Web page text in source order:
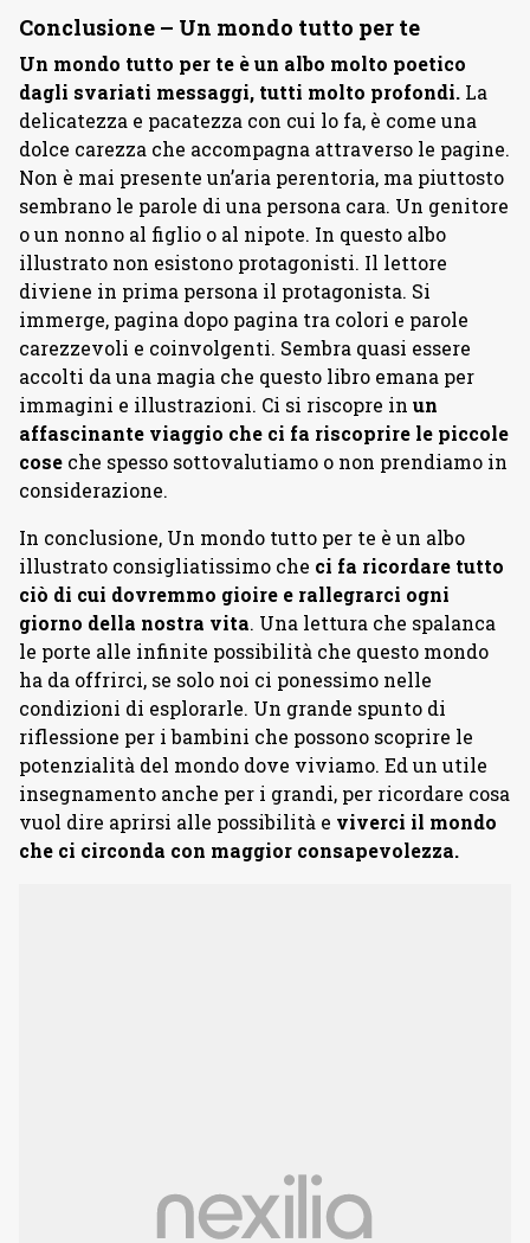
Conclusione – Un mondo tutto per te
Un mondo tutto per te è un albo molto poetico
dagli svariati messaggi, tutti molto profondi. La
delicatezza e pacatezza con cui lo fa, è come una
dolce carezza che accompagna attraverso le pagine.
Non è mai presente un’aria perentoria, ma piuttosto
sembrano le parole di una persona cara. Un genitore
o un nonno al figlio o al nipote. In questo albo
illustrato non esistono protagonisti. Il lettore
diviene in prima persona il protagonista. Si
immerge, pagina dopo pagina tra colori e parole
carezzevoli e coinvolgenti. Sembra quasi essere
accolti da una magia che questo libro emana per
immagini e illustrazioni. Ci si riscopre in un
affascinante viaggio che ci fa riscoprire le piccole
cose che spesso sottovalutiamo o non prendiamo in
considerazione.
In conclusione, Un mondo tutto per te è un albo
illustrato consigliatissimo che ci fa ricordare tutto
ciò di cui dovremmo gioire e rallegrarci ogni
giorno della nostra vita. Una lettura che spalanca
le porte alle infinite possibilità che questo mondo
ha da offrirci, se solo noi ci ponessimo nelle
condizioni di esplorarle. Un grande spunto di
riflessione per i bambini che possono scoprire le
potenzialità del mondo dove viviamo. Ed un utile
insegnamento anche per i grandi, per ricordare cosa
vuol dire aprirsi alle possibilità e viverci il mondo
che ci circonda con maggior consapevolezza.